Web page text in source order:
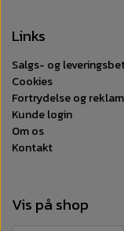
Links
Salgs- og
Cookies
Fortrydelse og
Kunde login
Om os
Kontakt
Vis på shop